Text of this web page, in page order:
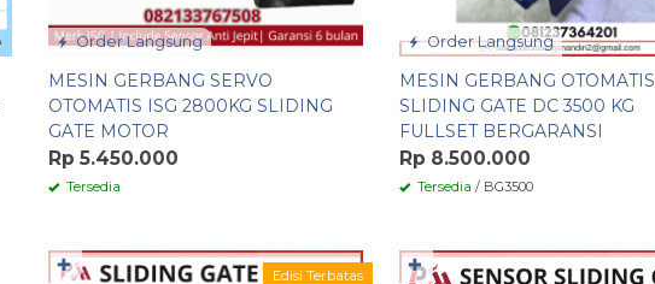
Order Langsung
MESIN GERBANG SERVO
OTOMATIS ISG 2800KG SLIDING
GATE MOTOR
Rp 5.450.000
Tersedia
Order Langsung
MESIN GERBANG OTOMATIS
SLIDING GATE DC 3500 KG
FULLSET BERGARANSI
Rp 8.500.000
Tersedia / BG3500
Edisi Terbatas
✚ ✚